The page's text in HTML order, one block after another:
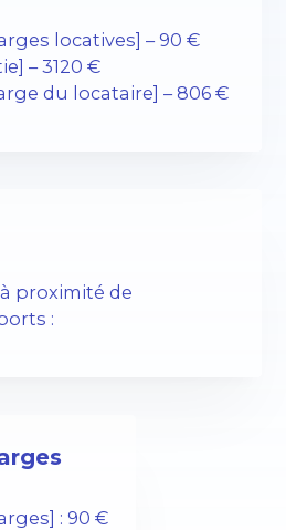
locatives] – 90 €
– 3120 €
du locataire] – 806 €
proximité de
:
: 90 €